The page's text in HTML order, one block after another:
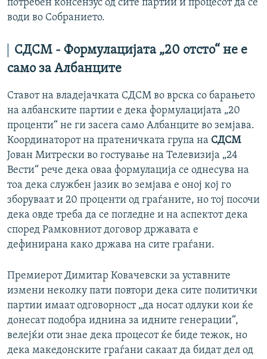
потребен консензус од сите партии и процесот да се
води во Собранието.
СДСМ - Формулацијата „20 отсто“ не е
само за Албанците
Ставот на владејачката СДСМ во врска со барањето
на албанските партии е дека формулацијата „20
проценти“ не ги засега само Албанците во земјава.
Координаторот на пратеничката група на СДСМ
Јован Митрески во гостување на Телевизија „24
Вести“ рече дека оваа формулација се однесува на
тоа дека службен јазик во земјава е оној кој го
зборуваат и 20 проценти од граѓаните, но тој посочи
дека овде треба да се погледне и на аспектот дека
според Рамковниот договор државата е
дефинирана како држава на сите граѓани.
Премиерот Димитар Ковачевски за уставните
измени неколку пати повтори дека сите политички
партии имаат одговорност „да носат одлуки кои ќе
донесат подобра иднина за идните генерации“,
велејќи оти знае дека процесот ќе биде тежок, но
дека македонските граѓани сакаат да бидат дел од